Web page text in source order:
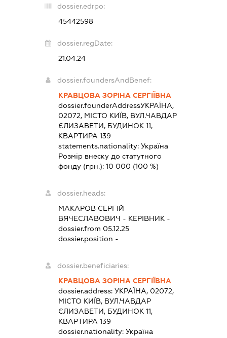
dossier.edrpo:
45442598
dossier.regDate:
21.04.24
dossier.foundersAndBenef:
КРАВЦОВА ЗОРІНА СЕРГІЇВНА
dossier.founderAddressУКРАЇНА,
02072, МІСТО КИЇВ, ВУЛ.ЧАВДАР
ЄЛИЗАВЕТИ, БУДИНОК 11,
КВАРТИРА 139
statements.nationality: Україна
Розмір внеску до статутного
фонду (грн.): 10 000 (100 %)
dossier.heads:
МАКАРОВ СЕРГІЙ
ВЯЧЕСЛАВОВИЧ - КЕРІВНИК -
dossier.from 05.12.25
dossier.position -
dossier.beneficiaries:
КРАВЦОВА ЗОРІНА СЕРГІЇВНА
dossier.address: УКРАЇНА, 02072,
МІСТО КИЇВ, ВУЛ.ЧАВДАР
ЄЛИЗАВЕТИ, БУДИНОК 11,
КВАРТИРА 139
dossier.nationality: Україна